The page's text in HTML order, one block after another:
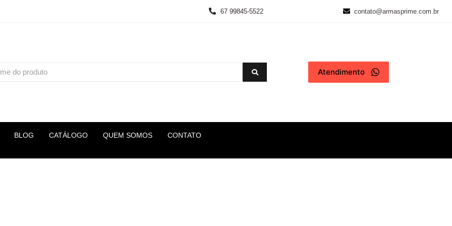
67 99845-5522 contato@armasprime.com.br
Atendimento
BLOG CATÁLOGO QUEM SOMOS CONTATO